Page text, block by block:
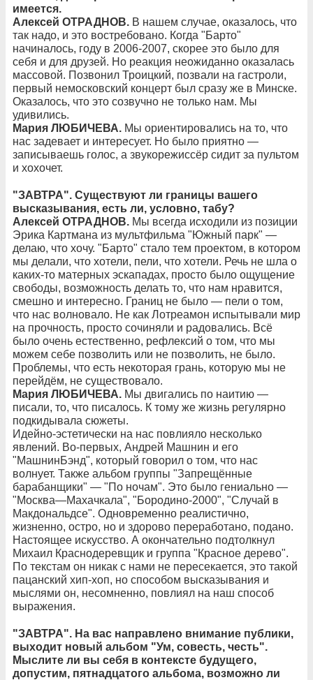
имеется.
Алексей ОТРАДНОВ. В нашем случае, оказалось, что
так надо, и это востребовано. Когда "Барто"
начиналось, году в 2006-2007, скорее это было для
себя и для друзей. Но реакция неожиданно оказалась
массовой. Позвонил Троицкий, позвали на гастроли,
первый немосковский концерт был сразу же в Минске.
Оказалось, что это созвучно не только нам. Мы
удивились.
Мария ЛЮБИЧЕВА. Мы ориентировались на то, что
нас задевает и интересует. Но было приятно —
записываешь голос, а звукорежиссёр сидит за пультом
и хохочет.
"ЗАВТРА". Существуют ли границы вашего
высказывания, есть ли, условно, табу?
Алексей ОТРАДНОВ. Мы всегда исходили из позиции
Эрика Картмана из мультфильма "Южный парк" —
делаю, что хочу. "Барто" стало тем проектом, в котором
мы делали, что хотели, пели, что хотели. Речь не шла о
каких-то матерных эскападах, просто было ощущение
свободы, возможность делать то, что нам нравится,
смешно и интересно. Границ не было — пели о том,
что нас волновало. Не как Лотреамон испытывали мир
на прочность, просто сочиняли и радовались. Всё
было очень естественно, рефлексий о том, что мы
можем себе позволить или не позволить, не было.
Проблемы, что есть некоторая грань, которую мы не
перейдём, не существовало.
Мария ЛЮБИЧЕВА. Мы двигались по наитию —
писали, то, что писалось. К тому же жизнь регулярно
подкидывала сюжеты.
Идейно-эстетически на нас повлияло несколько
явлений. Во-первых, Андрей Машнин и его
"МашнинБэнд", который говорил о том, что нас
волнует. Также альбом группы "Запрещённые
барабанщики" — "По ночам". Это было гениально —
"Москва—Махачкала", "Бородино-2000", "Случай в
Макдональдсе". Одновременно реалистично,
жизненно, остро, но и здорово переработано, подано.
Настоящее искусство. А окончательно подтолкнул
Михаил Краснодеревщик и группа "Красное дерево".
По текстам он никак с нами не пересекается, это такой
пацанский хип-хоп, но способом высказывания и
мыслями он, несомненно, повлиял на наш способ
выражения.
"ЗАВТРА". На вас направлено внимание публики,
выходит новый альбом "Ум, совесть, честь".
Мыслите ли вы себя в контексте будущего,
допустим, пятнадцатого альбома, возможно ли